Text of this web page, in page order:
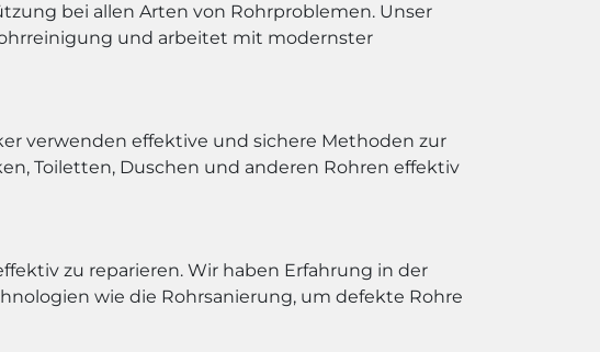
bei allen Arten von Rohrproblemen. Unser
und arbeitet mit modernster
verwenden effektive und sichere Methoden zur
Toiletten, Duschen und anderen Rohren effektiv
zu reparieren. Wir haben Erfahrung in der
wie die Rohrsanierung, um defekte Rohre